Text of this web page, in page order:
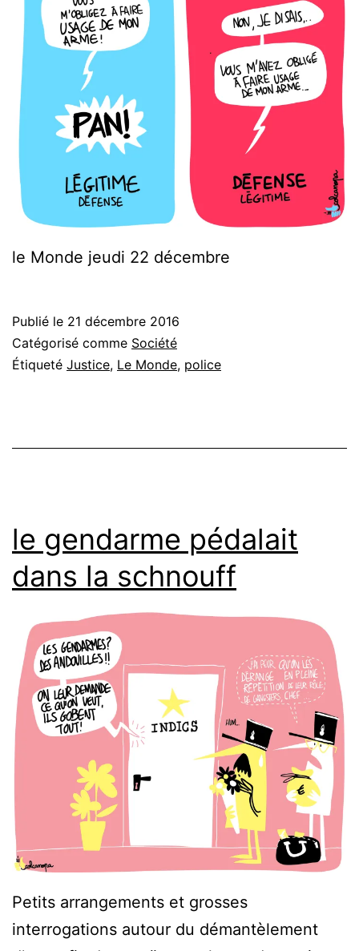
le Monde jeudi 22 décembre
Publié le 21 décembre 2016
Catégorisé comme Société
Étiqueté Justice, Le Monde, police
le gendarme pédalait
dans la schnouff
Petits arrangements et grosses
interrogations autour du démantèlement